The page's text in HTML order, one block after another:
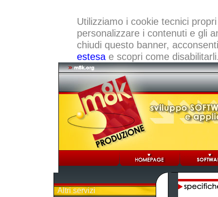
Utilizziamo i cookie tecnici
personalizzare i contenuti e gli
chiudi questo banner,
estesae scopri come
Altri servizi